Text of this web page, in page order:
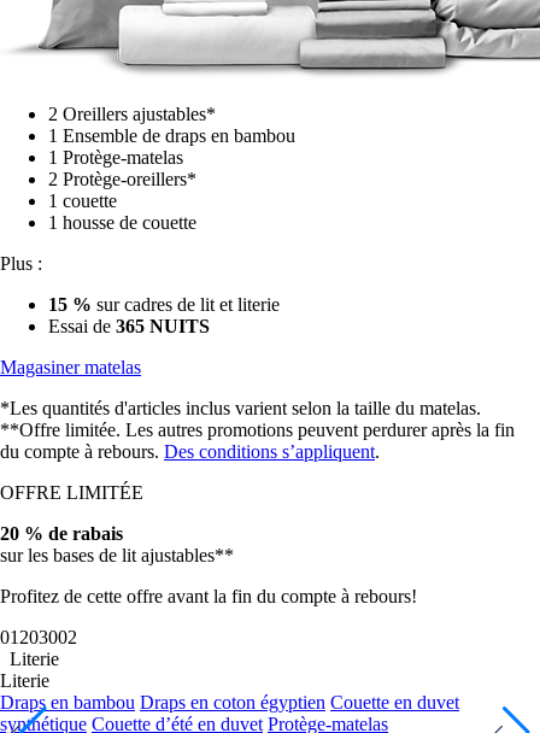
2 Oreillers ajustables*
1 Ensemble de draps en bambou
1 Protège-matelas
2 Protège-oreillers*
1 couette
1 housse de couette
Plus :
15 % sur cadres de lit et literie
Essai de 365 NUITS
Magasiner matelas
*Les quantités d'articles inclus varient selon la taille du matelas.
**Offre limitée. Les autres promotions peuvent perdurer après la fin
du compte à rebours. Des conditions s’appliquent.
OFFRE LIMITÉE
20 % de rabais
sur les bases de lit ajustables**
Profitez de cette offre avant la fin du compte à rebours!
01202959
Literie
Literie
Draps en bambou Draps en coton égyptien Couette en duvet
synthétique Couette d’été en duvet Protège-matelas